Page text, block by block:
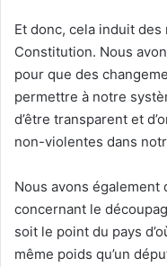
Et donc, cela induit
Constitution. Nous
pour que des
permettre à notre
d’être transparent et
non-violentes dans
Nous avons
concernant le
soit le point du pays
même poids qu’un